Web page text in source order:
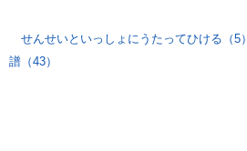
せんせいといっしょにうたってひける（5）
譜（43）